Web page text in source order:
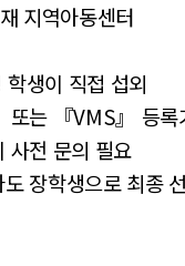
지역아동센터
생이 직접 섭외
또는 『VMS』 등록
사전 문의 필요
장학생으로 최종